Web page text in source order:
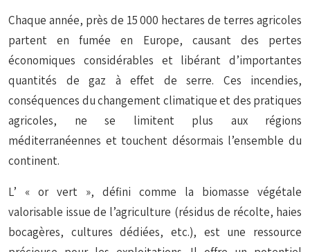
Chaque année, près de 15 000 hectares de terres agricoles
partent en fumée en Europe, causant des pertes
économiques considérables et libérant d’importantes
quantités de gaz à effet de serre. Ces incendies,
conséquences du changement climatique et des pratiques
agricoles, ne se limitent plus aux régions
méditerranéennes et touchent désormais l’ensemble du
continent.
L’ « or vert », défini comme la biomasse végétale
valorisable issue de l’agriculture (résidus de récolte, haies
bocagères, cultures dédiées, etc.), est une ressource